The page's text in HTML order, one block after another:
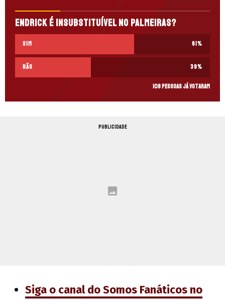
Endrick é insubstituível no Palmeiras?
SIM 61%
NÃO 39%
108 pessoas já votaram
PUBLICIDADE
Siga o canal do Somos Fanáticos no